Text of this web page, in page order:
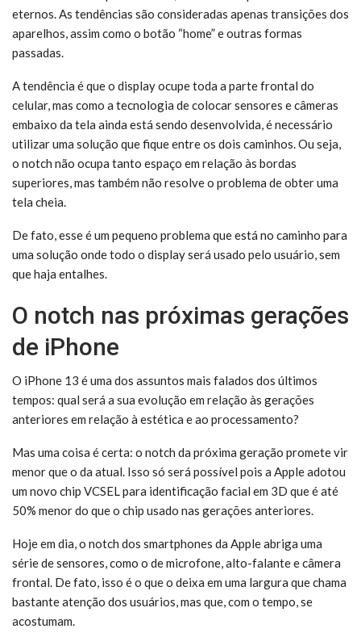
eternos. As tendências são consideradas apenas transições dos
aparelhos, assim como o botão “home” e outras formas
passadas.
A tendência é que o display ocupe toda a parte frontal do
celular, mas como a tecnologia de colocar sensores e câmeras
embaixo da tela ainda está sendo desenvolvida, é necessário
utilizar uma solução que fique entre os dois caminhos. Ou seja,
o notch não ocupa tanto espaço em relação às bordas
superiores, mas também não resolve o problema de obter uma
tela cheia.
De fato, esse é um pequeno problema que está no caminho para
uma solução onde todo o display será usado pelo usuário, sem
que haja entalhes.
O notch nas próximas gerações
de iPhone
O iPhone 13 é uma dos assuntos mais falados dos últimos
tempos: qual será a sua evolução em relação às gerações
anteriores em relação à estética e ao processamento?
Mas uma coisa é certa: o notch da próxima geração promete vir
menor que o da atual. Isso só será possível pois a Apple adotou
um novo chip VCSEL para identificação facial em 3D que é até
50% menor do que o chip usado nas gerações anteriores.
Hoje em dia, o notch dos smartphones da Apple abriga uma
série de sensores, como o de microfone, alto-falante e câmera
frontal. De fato, isso é o que o deixa em uma largura que chama
bastante atenção dos usuários, mas que, com o tempo, se
acostumam.